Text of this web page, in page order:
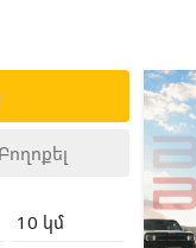
Բողոքել
10 կմ